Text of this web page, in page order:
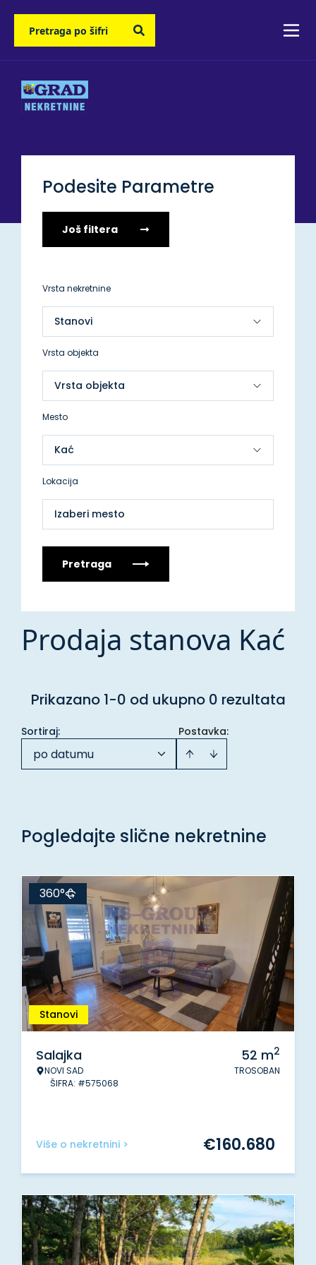
Podesite Parametre
Još filtera
Vrsta nekretnine
Vrsta objekta
Mesto
Lokacija
Izaberi mesto
Pretraga
Prodaja stanova Kać
Prikazano 1-0 od ukupno 0 rezultata
Postavka:
Sortiraj:
po datumu
Pogledajte slične nekretnine
Stanovi
360°
Salajka
NOVI SAD
ŠIFRA: #575068
52 m2
TROSOBAN
Više o nekretnini > €160.680